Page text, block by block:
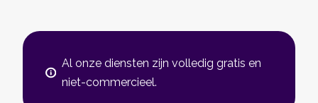
Al onze diensten zijn volledig gratis en
niet-commercieel.